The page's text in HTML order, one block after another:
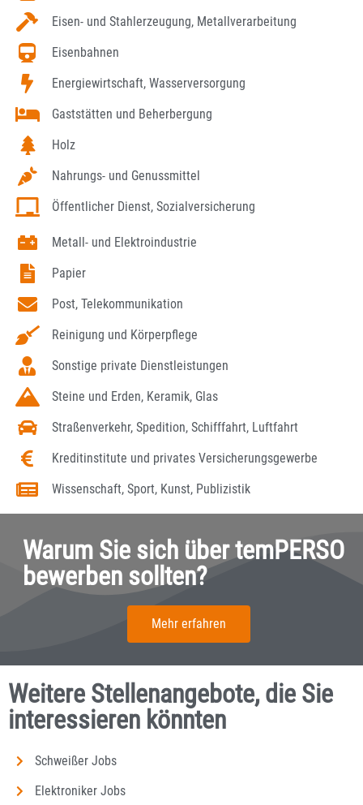
Eisen- und Stahlerzeugung, Metallverarbeitung
Eisenbahnen
Energiewirtschaft, Wasserversorgung
Gaststätten und Beherbergung
Holz
Nahrungs- und Genussmittel
Öffentlicher Dienst, Sozialversicherung
Metall- und Elektroindustrie
Papier
Post, Telekommunikation
Reinigung und Körperpflege
Sonstige private Dienstleistungen
Steine und Erden, Keramik, Glas
Straßenverkehr, Spedition, Schifffahrt, Luftfahrt
Kreditinstitute und privates Versicherungsgewerbe
Wissenschaft, Sport, Kunst, Publizistik
Warum Sie sich über temPERSO
bewerben sollten?
Mehr erfahren
Weitere Stellenangebote, die Sie
interessieren könnten
Schweißer Jobs
Elektroniker Jobs